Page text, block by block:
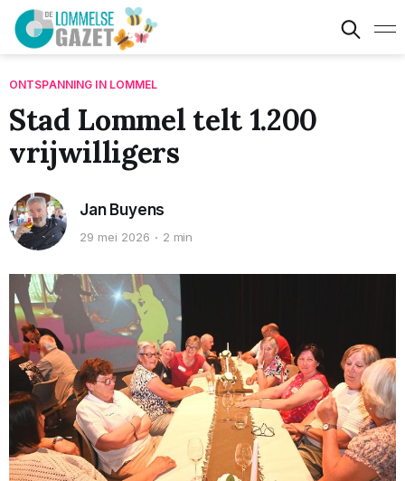
ONTSPANNING IN LOMMEL
Stad Lommel telt 1.200
vrijwilligers
Jan Buyens
29 mei 2026 2 min